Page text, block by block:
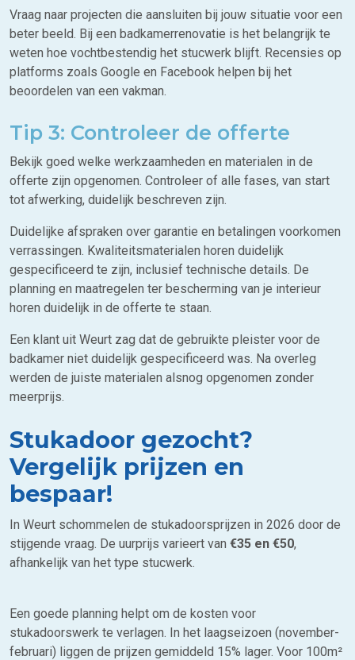
Vraag naar projecten die aansluiten bij jouw situatie voor een
beter beeld. Bij een badkamerrenovatie is het belangrijk te
weten hoe vochtbestendig het stucwerk blijft. Recensies op
platforms zoals Google en Facebook helpen bij het
beoordelen van een vakman.
Tip 3: Controleer de offerte
Bekijk goed welke werkzaamheden en materialen in de
offerte zijn opgenomen. Controleer of alle fases, van start
tot afwerking, duidelijk beschreven zijn.
Duidelijke afspraken over garantie en betalingen voorkomen
verrassingen. Kwaliteitsmaterialen horen duidelijk
gespecificeerd te zijn, inclusief technische details. De
planning en maatregelen ter bescherming van je interieur
horen duidelijk in de offerte te staan.
Een klant uit Weurt zag dat de gebruikte pleister voor de
badkamer niet duidelijk gespecificeerd was. Na overleg
werden de juiste materialen alsnog opgenomen zonder
meerprijs.
Stukadoor gezocht?
Vergelijk prijzen en
bespaar!
In Weurt schommelen de stukadoorsprijzen in 2026 door de
stijgende vraag. De uurprijs varieert van €35 en €50,
afhankelijk van het type stucwerk.
Een goede planning helpt om de kosten voor
stukadoorswerk te verlagen. In het laagseizoen (november-
februari) liggen de prijzen gemiddeld 15% lager. Voor 100m²